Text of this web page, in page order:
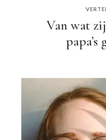
Van wat
papa’s